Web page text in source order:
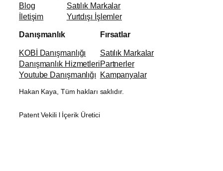
Blog
İletişim
Satılık Markalar
Yurtdışı İşlemler
Danışmanlık
KOBİ Danışmanlığı
Danışmanlık Hizmetleri
Youtube Danışmanlığı
Fırsatlar
Satılık Markalar
Partnerler
Kampanyalar
Hakan Kaya, Tüm hakları saklıdır.
Patent Vekili l İçerik Üretici